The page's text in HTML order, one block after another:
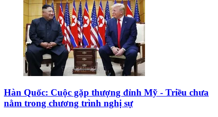
Hàn Quốc: Cuộc gặp thượng đỉnh Mỹ - Triều chưa
nằm trong chương trình nghị sự